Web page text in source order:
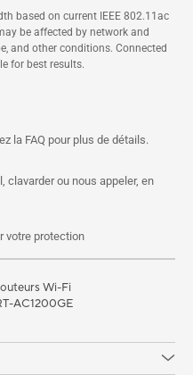
based on current IEEE 802.11ac
be affected by network and
and other conditions. Connected
for best results.
la FAQ pour plus de détails.
clavarder ou nous appeler, en
votre protection
Wi-Fi
AC1200GE